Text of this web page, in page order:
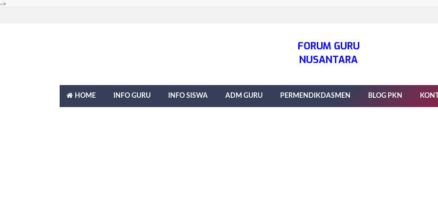
-->
FORUM GURU
NUSANTARA
HOME INFO GURU INFO SISWA ADM GURU PERMENDIKDASMEN BLOG PKN